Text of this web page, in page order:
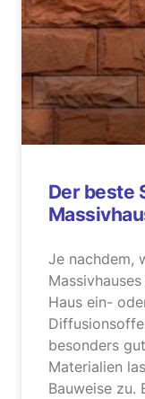
Der beste
Je nachdem,
Haus ein-
besonders
Materialien
Bauweise zu.